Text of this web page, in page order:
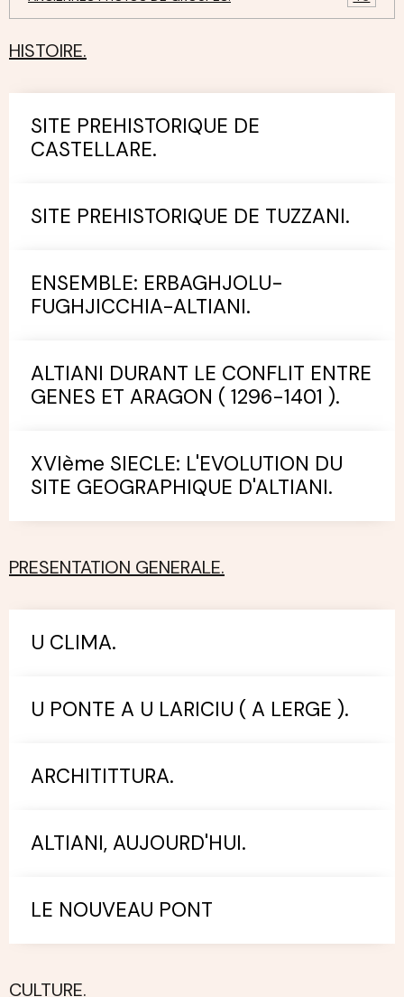
HISTOIRE.
SITE PREHISTORIQUE DE
CASTELLARE.
SITE PREHISTORIQUE DE TUZZANI.
ENSEMBLE: ERBAGHJOLU-
FUGHJICCHIA-ALTIANI.
ALTIANI DURANT LE CONFLIT ENTRE
GENES ET ARAGON ( 1296-1401 ).
XVIème SIECLE: L'EVOLUTION DU
SITE GEOGRAPHIQUE D'ALTIANI.
PRESENTATION GENERALE.
U CLIMA.
U PONTE A U LARICIU ( A LERGE ).
ARCHITITTURA.
ALTIANI, AUJOURD'HUI.
LE NOUVEAU PONT
CULTURE.